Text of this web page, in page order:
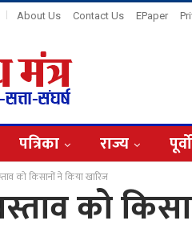
About Us Contact Us EPaper
पत्रिका राज्य
को किसानों ने किया खारिज
को